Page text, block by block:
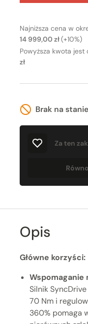
Najniższa cena w
14 999,00 zł(+10%)
Powyższa kwota
zł
Brak na stanie
Za ten
Opis
Główne korzyści:
Wspomaganie
Silnik
70 Nm i
360% pomaga